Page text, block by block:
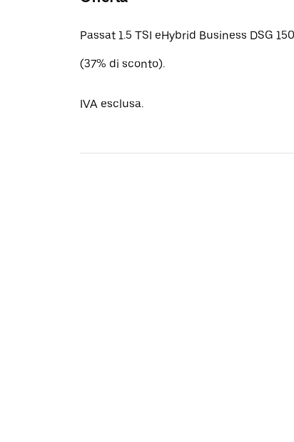
Passat 1.5 TSI eHybrid Business DSG
(37% di sconto).
IVA esclusa.